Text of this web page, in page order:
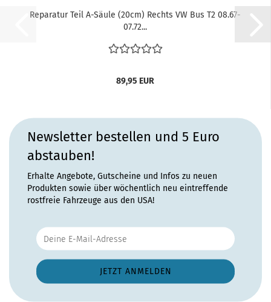
Reparatur Teil A-Säule (20cm) Rechts VW Bus T2 08.67-
07.72...
89,95 EUR
Newsletter bestellen und 5 Euro
abstauben!
Erhalte Angebote, Gutscheine und Infos zu neuen
Produkten sowie über wöchentlich neu eintreffende
rostfreie Fahrzeuge aus den USA!